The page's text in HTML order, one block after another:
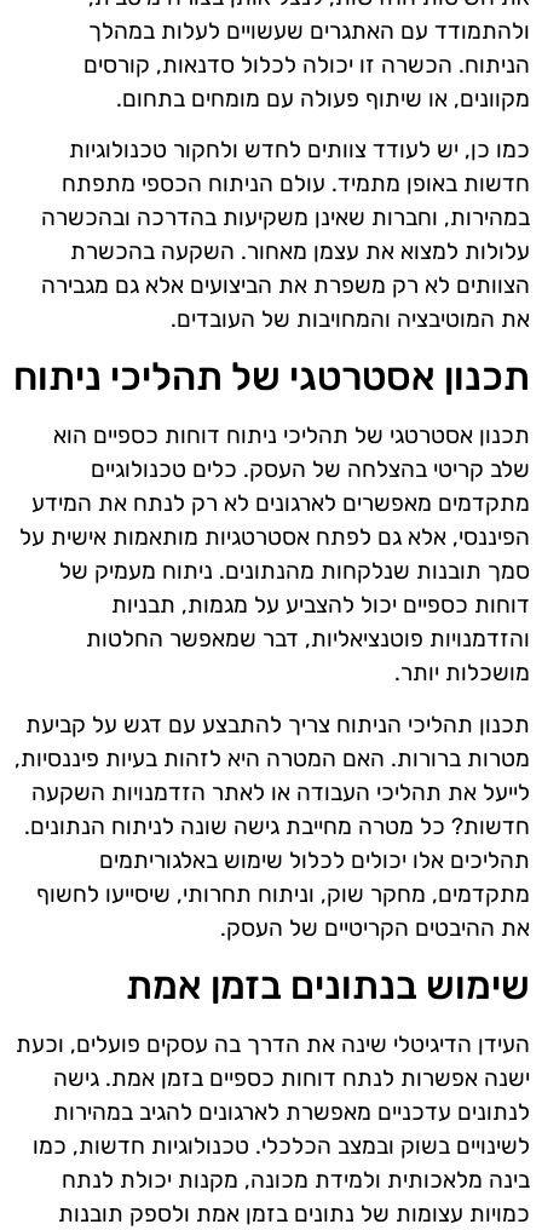
ולהתמודד עם האתגרים שעשויים לעלות במהלך
הניתוח. הכשרה זו יכולה לכלול סדנאות, קורסים
מקוונים, או שיתוף פעולה עם מומחים בתחום.
כמו כן, יש לעודד צוותים לחדש ולחקור טכנולוגיות
חדשות באופן מתמיד. עולם הניתוח הכספי מתפתח
במהירות, וחברות שאינן משקיעות בהדרכה ובהכשרה
עלולות למצוא את עצמן מאחור. השקעה בהכשרת
הצוותים לא רק משפרת את הביצועים אלא גם מגבירה
את המוטיבציה והמחויבות של העובדים.
תכנון אסטרטגי של תהליכי ניתוח
תכנון אסטרטגי של תהליכי ניתוח דוחות כספיים הוא
שלב קריטי בהצלחה של העסק. כלים טכנולוגיים
מתקדמים מאפשרים לארגונים לא רק לנתח את המידע
הפיננסי, אלא גם לפתח אסטרטגיות מותאמות אישית על
סמך תובנות שנלקחות מהנתונים. ניתוח מעמיק של
דוחות כספיים יכול להצביע על מגמות, תבניות
והזדמנויות פוטנציאליות, דבר שמאפשר החלטות
מושכלות יותר.
תכנון תהליכי הניתוח צריך להתבצע עם דגש על קביעת
מטרות ברורות. האם המטרה היא לזהות בעיות פיננסיות,
לייעל את תהליכי העבודה או לאתר הזדמנויות השקעה
חדשות? כל מטרה מחייבת גישה שונה לניתוח הנתונים.
תהליכים אלו יכולים לכלול שימוש באלגוריתמים
מתקדמים, מחקר שוק, וניתוח תחרותי, שיסייעו לחשוף
את ההיבטים הקריטיים של העסק.
שימוש בנתונים בזמן אמת
העידן הדיגיטלי שינה את הדרך בה עסקים פועלים, וכעת
ישנה אפשרות לנתח דוחות כספיים בזמן אמת. גישה
לנתונים עדכניים מאפשרת לארגונים להגיב במהירות
לשינויים בשוק ובמצב הכלכלי. טכנולוגיות חדשות, כמו
בינה מלאכותית ולמידת מכונה, מקנות יכולת לנתח
כמויות עצומות של נתונים בזמן אמת ולספק תובנות